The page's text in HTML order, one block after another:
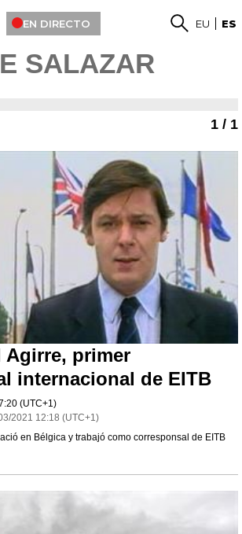
EN DIRECTO EU ES
SALAZAR
1 / 1
Agirre, primer
internacional de EITB
(UTC+1)
2021 12:18 (UTC+1)
en Bélgica y trabajó como corresponsal de EITB